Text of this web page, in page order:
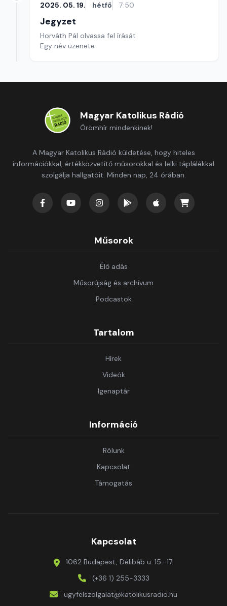
2025. 05. 19. hétfő 7:50
Jegyzet
Horváth Pál olvassa fel írását
Egy név üzenete
Magyar Katolikus Rádió
Örömhír mindenkinek!
A Magyar Katolikus Rádió küldetése, hogy hiteles
információkkal, értékközvetítő műsorokkal és lelki táplálékkal
szolgálja hallgatóit. Minden nap, 24 órában.
Műsorok
Élő adás
Műsorújság és archívum
Podcastok
Tartalom
Hírek
Videók
Igenaptár
Információ
Rólunk
Kapcsolat
Támogatás
Kapcsolat
1062 Budapest, Délibáb u. 15.-17.
(+36 1) 255-3333
ugyfelszolgalat@katolikusradio.hu